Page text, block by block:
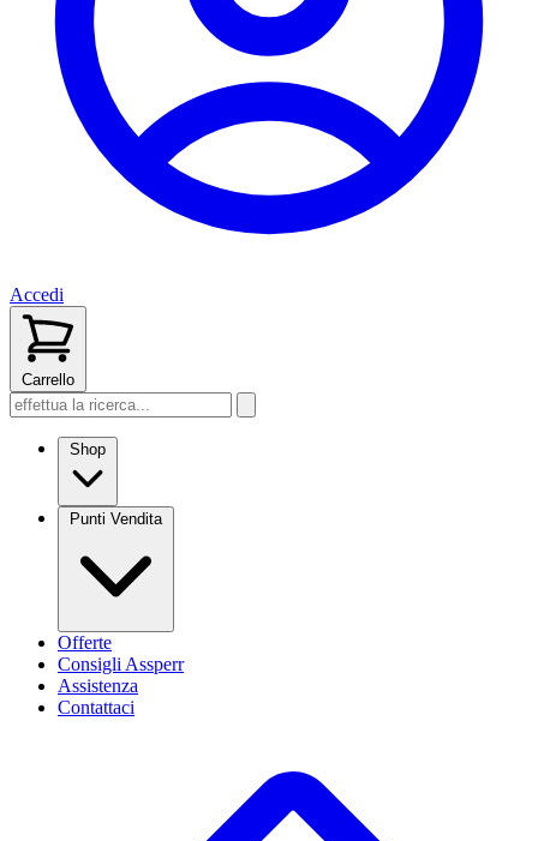
Accedi
Carrello
Shop
Punti Vendita
Offerte
Consigli Assperr
Assistenza
Contattaci